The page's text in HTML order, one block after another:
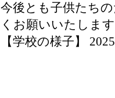
今後とも子供たち
くお願いいたしま
【学校の様子】